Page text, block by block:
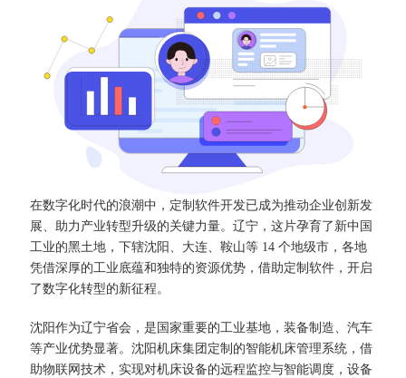
在数字化时代的浪潮中，定制软件开发已成为推动企业创新发
展、助力产业转型升级的关键力量。辽宁，这片孕育了新中国
工业的黑土地，下辖沈阳、大连、鞍山等 14 个地级市，各地
凭借深厚的工业底蕴和独特的资源优势，借助定制软件，开启
了数字化转型的新征程。​
沈阳作为辽宁省会，是国家重要的工业基地，装备制造、汽车
等产业优势显著。沈阳机床集团定制的智能机床管理系统，借
助物联网技术，实现对机床设备的远程监控与智能调度，设备